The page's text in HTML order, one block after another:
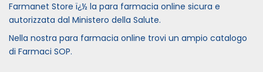
Farmanet Store ï¿½ la para farmacia online sicura e
autorizzata dal Ministero della Salute.
Nella nostra para farmacia online trovi un ampio catalogo
di Farmaci SOP.